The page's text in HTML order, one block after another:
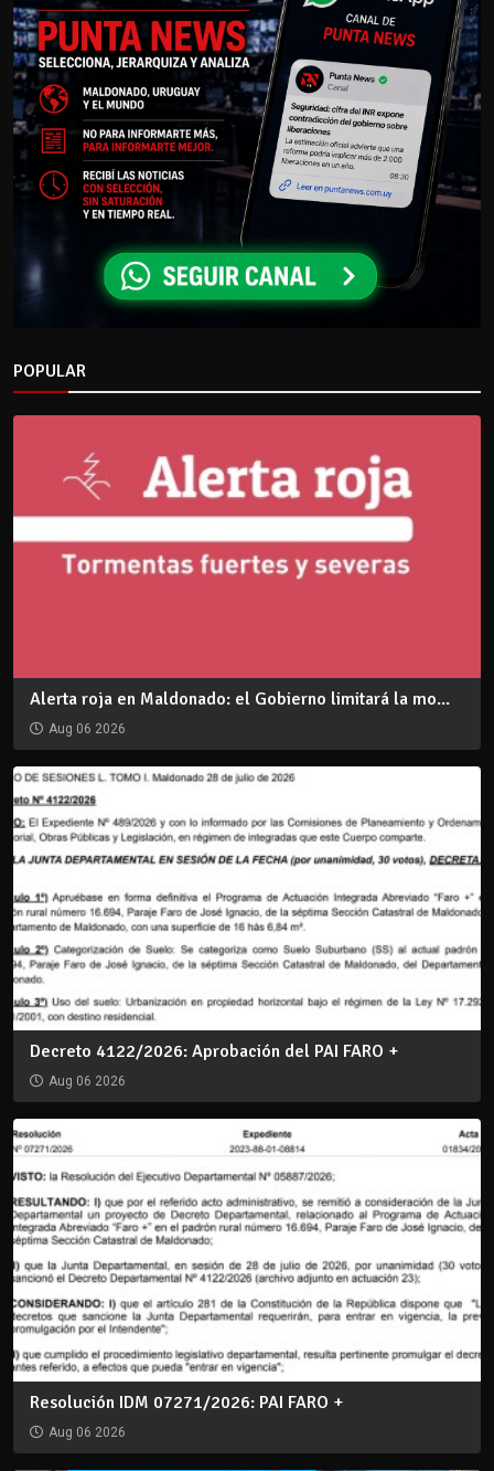
POPULAR
Alerta roja en Maldonado: el Gobierno limitará la mo...
Aug 06 2026
Decreto 4122/2026: Aprobación del PAI FARO +
Aug 06 2026
Resolución IDM 07271/2026: PAI FARO +
Aug 06 2026